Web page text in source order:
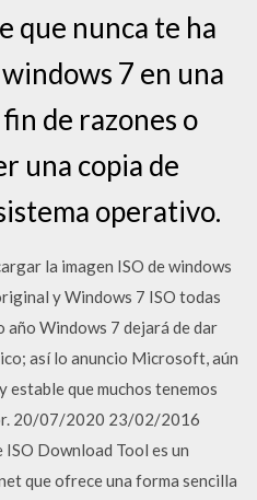
que nunca te ha
7 en una
de razones o
una copia de
operativo.
la imagen ISO de windows
y Windows 7 ISO todas
Windows 7 dejará de dar
así lo anuncio Microsoft, aún
estable que muchos tenemos
20/07/2020 23/02/2016
Download Tool es un
que ofrece una forma sencilla